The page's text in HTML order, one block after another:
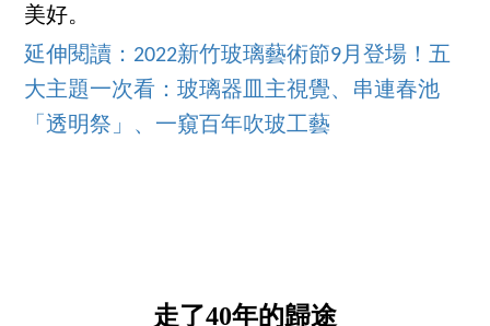
美好。
延伸閱讀：2022新竹玻璃藝術節9月登場！五
大主題一次看：玻璃器皿主視覺、串連春池
「透明祭」、一窺百年吹玻工藝
走了40年的歸途